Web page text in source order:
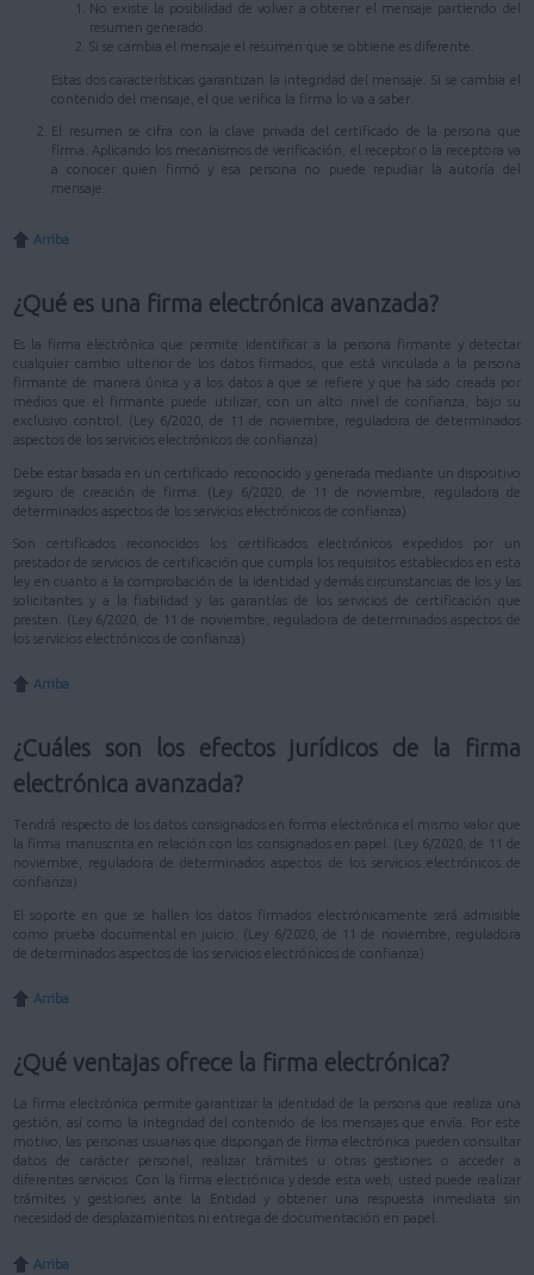
No existe la posibilidad de volver a obtener el mensaje partiendo del
resumen generado.
Si se cambia el mensaje el resumen que se obtiene es diferente.
Estas dos características garantizan la integridad del mensaje. Si se cambia el
contenido del mensaje, el que verifica la firma lo va a saber.
El resumen se cifra con la clave privada del certificado de la persona que
firma. Aplicando los mecanismos de verificación, el receptor o la receptora va
a conocer quien firmó y esa persona no puede repudiar la autoría del
mensaje.
Arriba
¿Qué es una firma electrónica avanzada?
Es la firma electrónica que permite identificar a la persona firmante y detectar
cualquier cambio ulterior de los datos firmados, que está vinculada a la persona
firmante de manera única y a los datos a que se refiere y que ha sido creada por
medios que el firmante puede utilizar, con un alto nivel de confianza, bajo su
exclusivo control. (Ley 6/2020, de 11 de noviembre, reguladora de determinados
aspectos de los servicios electrónicos de confianza)
Debe estar basada en un certificado reconocido y generada mediante un dispositivo
seguro de creación de firma. (Ley 6/2020, de 11 de noviembre, reguladora de
determinados aspectos de los servicios electrónicos de confianza)
Son certificados reconocidos los certificados electrónicos expedidos por un
prestador de servicios de certificación que cumpla los requisitos establecidos en esta
ley en cuanto a la comprobación de la identidad y demás circunstancias de los y las
solicitantes y a la fiabilidad y las garantías de los servicios de certificación que
presten. (Ley 6/2020, de 11 de noviembre, reguladora de determinados aspectos de
los servicios electrónicos de confianza)
Arriba
¿Cuáles son los efectos jurídicos de la firma
electrónica avanzada?
Tendrá respecto de los datos consignados en forma electrónica el mismo valor que
la firma manuscrita en relación con los consignados en papel. (Ley 6/2020, de 11 de
noviembre, reguladora de determinados aspectos de los servicios electrónicos de
confianza)
El soporte en que se hallen los datos firmados electrónicamente será admisible
como prueba documental en juicio. (Ley 6/2020, de 11 de noviembre, reguladora
de determinados aspectos de los servicios electrónicos de confianza)
Arriba
¿Qué ventajas ofrece la firma electrónica?
La firma electrónica permite garantizar la identidad de la persona que realiza una
gestión, así como la integridad del contenido de los mensajes que envía. Por este
motivo, las personas usuarias que dispongan de firma electrónica pueden consultar
datos de carácter personal, realizar trámites u otras gestiones o acceder a
diferentes servicios. Con la firma electrónica y desde esta web, usted puede realizar
trámites y gestiones ante la Entidad y obtener una respuesta inmediata sin
necesidad de desplazamientos ni entrega de documentación en papel.
Arriba